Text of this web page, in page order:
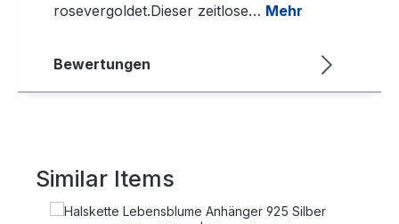
rosevergoldet.Dieser zeitlose… Mehr
Bewertungen
Produktgalerie überspringen
Similar Items